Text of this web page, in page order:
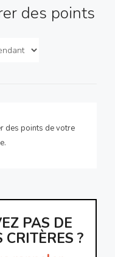
des points
des points de votre
PAS DE
?